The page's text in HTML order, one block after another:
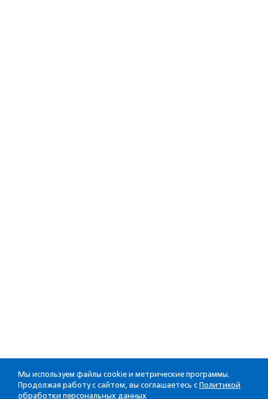
Мы используем файлы cookie и метрические программы.
Продолжая работу с сайтом, вы соглашаетесь с Политикой
обработки персональных данных